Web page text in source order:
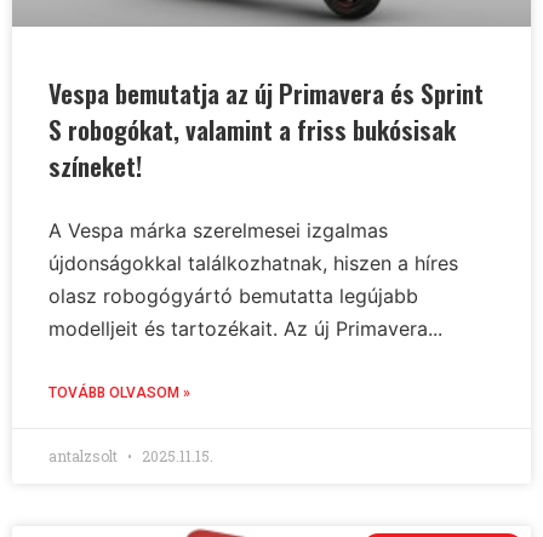
Vespa bemutatja az új Primavera és Sprint
S robogókat, valamint a friss bukósisak
színeket!
A Vespa márka szerelmesei izgalmas
újdonságokkal találkozhatnak, hiszen a híres
olasz robogógyártó bemutatta legújabb
modelljeit és tartozékait. Az új Primavera...
TOVÁBB OLVASOM »
antalzsolt 2025.11.15.